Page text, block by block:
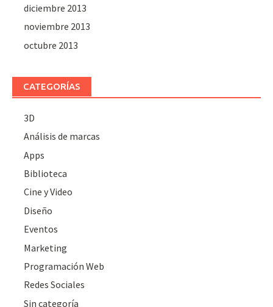
diciembre 2013
noviembre 2013
octubre 2013
CATEGORÍAS
3D
Análisis de marcas
Apps
Biblioteca
Cine y Video
Diseño
Eventos
Marketing
Programación Web
Redes Sociales
Sin categoría